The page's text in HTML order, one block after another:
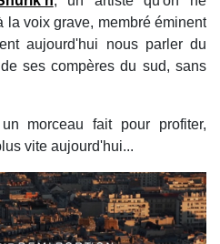
la voix grave, membré éminent
aujourd'hui nous parler du
ses compères du sud, sans
morceau fait pour profiter,
vite aujourd'hui...